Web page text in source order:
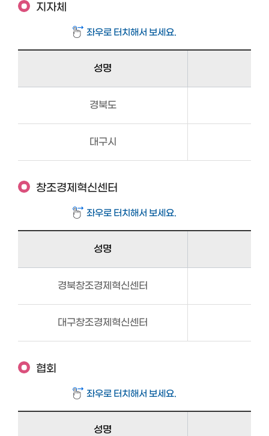
지자체
성명
경북도
대구시
창조경제혁신센터
성명
경북창조경제혁신센터
대구창조경제혁신센터
협회
성명